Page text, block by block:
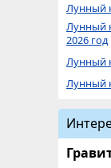
Лунный
Лунный
2026 год
Лунный
Лунный